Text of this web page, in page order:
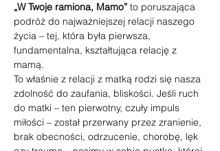
„W Twoje ramiona, Mamo” to poruszająca
podróż do najważniejszej relacji naszego
życia – tej, która była pierwsza,
fundamentalna, kształtująca relację z
mamą.
To właśnie z relacji z matką rodzi się nasza
zdolność do zaufania, bliskości. Jeśli ruch
do matki – ten pierwotny, czuły impuls
miłości – został przerwany przez zranienie,
brak obecności, odrzucenie, chorobę, lęk